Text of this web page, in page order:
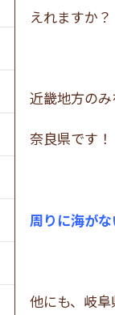
えれますか？
近畿地方の
奈良県です！
周りに海がな
他にも、岐阜